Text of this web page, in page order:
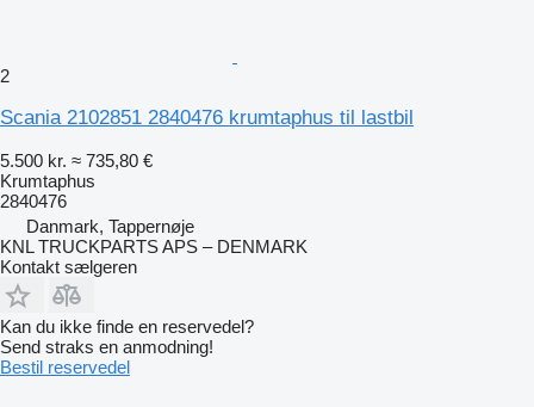
2
Scania 2102851 2840476 krumtaphus til lastbil
5.500 kr. ≈ 735,80 €
Krumtaphus
2840476
Danmark, Tappernøje
KNL TRUCKPARTS APS – DENMARK
Kontakt sælgeren
Kan du ikke finde en reservedel?
Send straks en anmodning!
Bestil reservedel